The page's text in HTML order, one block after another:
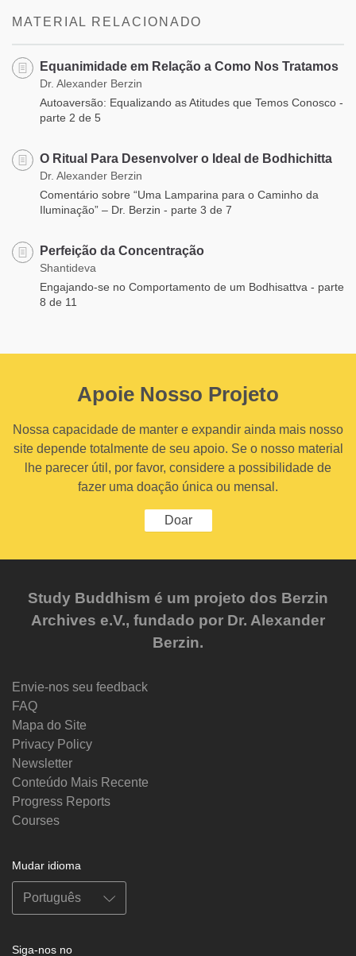
MATERIAL RELACIONADO
Equanimidade em Relação a Como Nos Tratamos
Dr. Alexander Berzin
Autoaversão: Equalizando as Atitudes que Temos Conosco -
parte 2 de 5
O Ritual Para Desenvolver o Ideal de Bodhichitta
Dr. Alexander Berzin
Comentário sobre “Uma Lamparina para o Caminho da
Iluminação” – Dr. Berzin - parte 3 de 7
Perfeição da Concentração
Shantideva
Engajando-se no Comportamento de um Bodhisattva - parte
8 de 11
Apoie Nosso Projeto
Nossa capacidade de manter e expandir ainda mais nosso
site depende totalmente de seu apoio. Se o nosso material
lhe parecer útil, por favor, considere a possibilidade de
fazer uma doação única ou mensal.
Doar
Study Buddhism é um projeto dos Berzin
Archives e.V., fundado por Dr. Alexander
Berzin.
Envie-nos seu feedback
FAQ
Mapa do Site
Privacy Policy
Newsletter
Conteúdo Mais Recente
Progress Reports
Courses
Mudar idioma
Siga-nos no